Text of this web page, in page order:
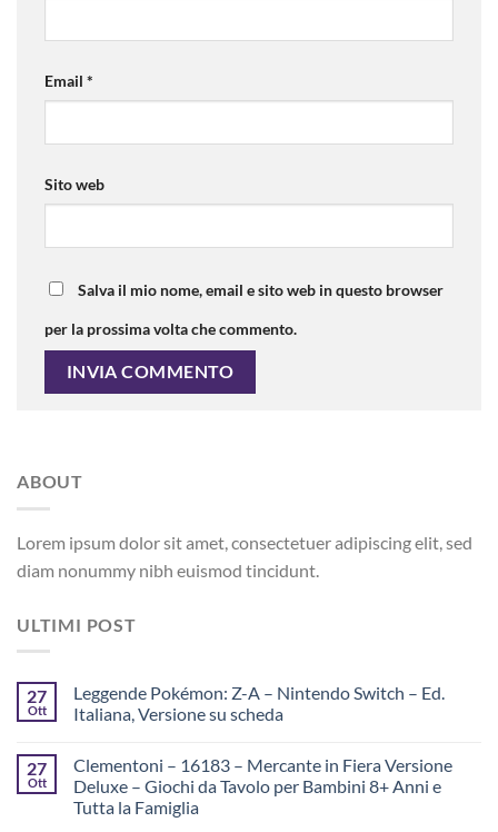
Email *
Sito web
Salva il mio nome, email e sito web in questo browser
per la prossima volta che commento.
ABOUT
Lorem ipsum dolor sit amet, consectetuer adipiscing elit, sed
diam nonummy nibh euismod tincidunt.
ULTIMI POST
27
Ott
Leggende Pokémon: Z-A – Nintendo Switch – Ed.
Italiana, Versione su scheda
27
Ott
Clementoni – 16183 – Mercante in Fiera Versione
Deluxe – Giochi da Tavolo per Bambini 8+ Anni e
Tutta la Famiglia